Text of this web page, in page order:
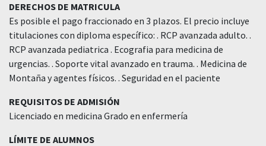
DERECHOS DE MATRICULA
Es posible el pago fraccionado en 3 plazos. El precio incluye
titulaciones con diploma específico: . RCP avanzada adulto. .
RCP avanzada pediatrica . Ecografia para medicina de
urgencias. . Soporte vital avanzado en trauma. . Medicina de
Montaña y agentes físicos. . Seguridad en el paciente
REQUISITOS DE ADMISIÓN
Licenciado en medicina Grado en enfermería
LÍMITE DE ALUMNOS